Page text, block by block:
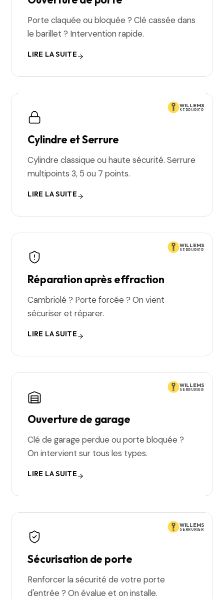
Porte claquée ou bloquée ? Clé cassée dans
le barillet ? Intervention rapide.
LIRE LA SUITE
WILLEMS
SERRURIER
Cylindre et Serrure
Cylindre classique ou haute sécurité. Serrure
multipoints 3, 5 ou 7 points.
LIRE LA SUITE
WILLEMS
SERRURIER
Réparation après effraction
Cambriolé ? Porte forcée ? On vient
sécuriser et réparer.
LIRE LA SUITE
WILLEMS
SERRURIER
Ouverture de garage
Clé de garage perdue ou porte bloquée ?
On intervient sur tous les types.
LIRE LA SUITE
WILLEMS
SERRURIER
Sécurisation de porte
Renforcer la sécurité de votre porte
d'entrée ? On évalue et on installe.